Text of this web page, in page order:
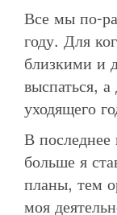
Все мы по-
году. Для
близкими и
выспаться,
уходящего
В последнее
больше я
планы, тем
моя